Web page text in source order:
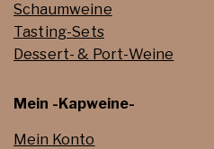
Schaumweine
Tasting-Sets
Dessert- & Port-Weine
Mein -Kapweine-
Mein Konto